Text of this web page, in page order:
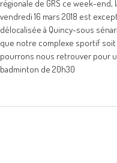
régionale de GRS ce week-end,
vendredi 16 mars 2018 est
délocalisée à Quincy-sous
que notre complexe sportif
pourrons nous retrouver pour
badminton de 20h30